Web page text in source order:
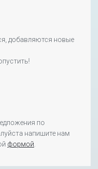
добавляются новые
по
напишите нам
формой.